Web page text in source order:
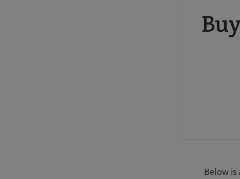
Buy credit report and annual
Below is